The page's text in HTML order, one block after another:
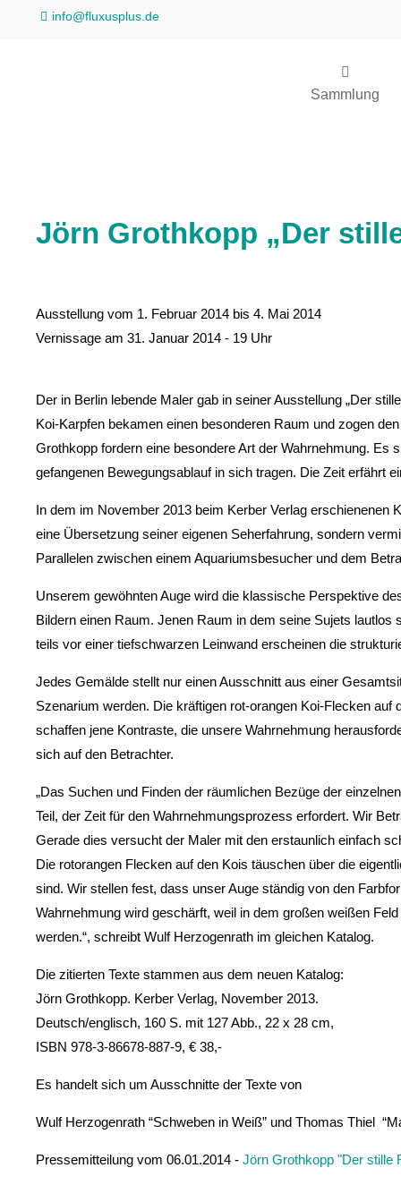
info@fluxusplus.de
Sammlung
Jörn Grothkopp „Der
Ausstellung vom 1. Februar 2014 bis 4. Mai 2014
Vernissage am 31. Januar 2014 - 19 Uhr
Der in Berlin lebende Maler gab in seiner Ausstellung „Der
Koi-Karpfen bekamen einen besonderen Raum und zogen
Grothkopp fordern eine besondere Art der Wahrnehmung. Es
gefangenen Bewegungsablauf in sich tragen. Die Zeit erfährt
In dem im November 2013 beim Kerber Verlag erschienenen
eine Übersetzung seiner eigenen Seherfahrung, sondern
Parallelen zwischen einem Aquariumsbesucher und dem
Unserem gewöhnten Auge wird die klassische Perspektive
Bildern einen Raum. Jenen Raum in dem seine Sujets
teils vor einer tiefschwarzen Leinwand erscheinen die
Jedes Gemälde stellt nur einen Ausschnitt aus einer
Szenarium werden. Die kräftigen rot-orangen Koi-Flecken
schaffen jene Kontraste, die unsere Wahrnehmung
sich auf den Betrachter.
„Das Suchen und Finden der räumlichen Bezüge der
Teil, der Zeit für den Wahrnehmungsprozess erfordert. Wir
Gerade dies versucht der Maler mit den erstaunlich einfach
Die rotorangen Flecken auf den Kois täuschen über die
sind. Wir stellen fest, dass unser Auge ständig von den
Wahrnehmung wird geschärft, weil in dem großen weißen
werden.“, schreibt Wulf Herzogenrath im gleichen Katalog.
Die zitierten Texte stammen aus dem neuen Katalog:
Jörn Grothkopp. Kerber Verlag, November 2013.
Deutsch/englisch, 160 S. mit 127 Abb., 22 x 28 cm,
ISBN 978-3-86678-887-9, € 38,-
Es handelt sich um Ausschnitte der Texte von
Wulf Herzogenrath “Schweben in Weiß” und Thomas Thiel
Pressemitteilung vom 06.01.2014 - Jörn Grothkopp "Der stille